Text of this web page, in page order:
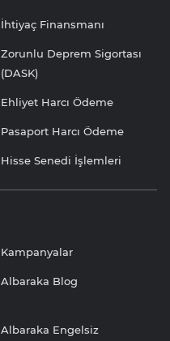
İhtiyaç Finansmanı
Zorunlu Deprem Sigortası
(DASK)
Ehliyet Harcı Ödeme
Pasaport Harcı Ödeme
Hisse Senedi İşlemleri
Kampanyalar
Albaraka Blog
Albaraka Engelsiz